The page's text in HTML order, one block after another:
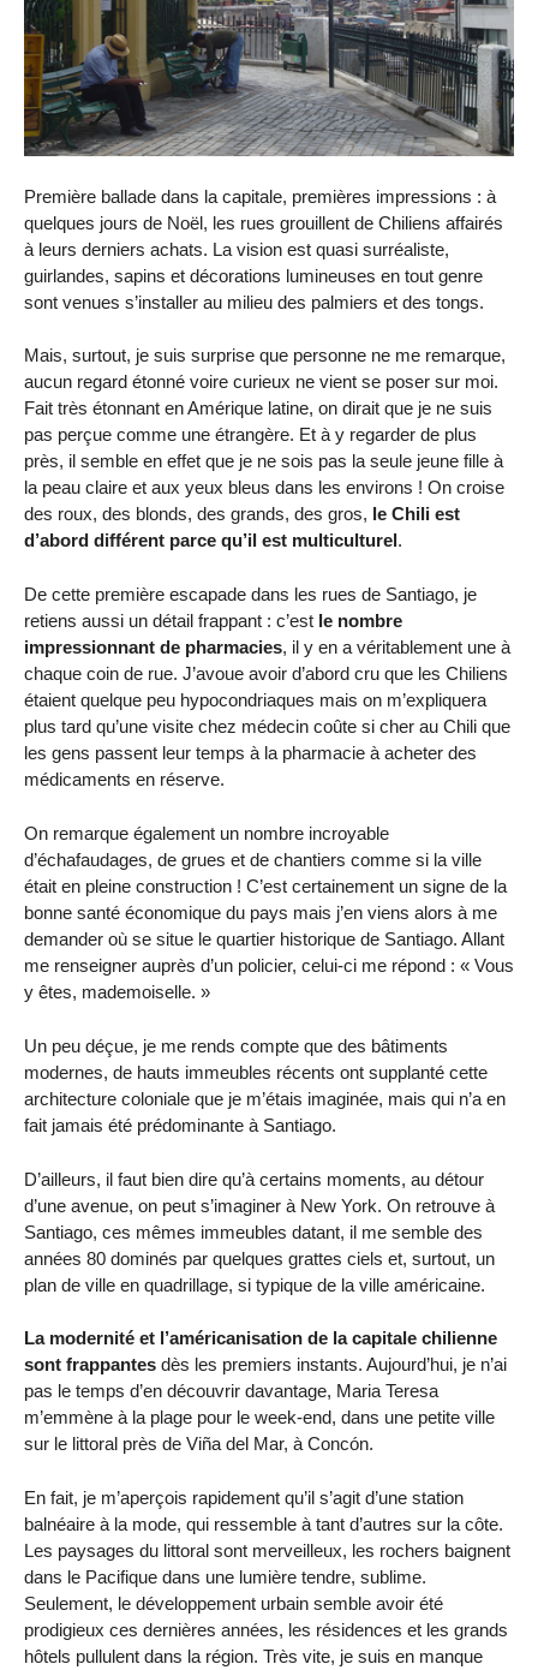
Première ballade dans la capitale, premières impressions : à
quelques jours de Noël, les rues grouillent de Chiliens affairés
à leurs derniers achats. La vision est quasi surréaliste,
guirlandes, sapins et décorations lumineuses en tout genre
sont venues s’installer au milieu des palmiers et des tongs.
Mais, surtout, je suis surprise que personne ne me remarque,
aucun regard étonné voire curieux ne vient se poser sur moi.
Fait très étonnant en Amérique latine, on dirait que je ne suis
pas perçue comme une étrangère. Et à y regarder de plus
près, il semble en effet que je ne sois pas la seule jeune fille à
la peau claire et aux yeux bleus dans les environs ! On croise
des roux, des blonds, des grands, des gros, le Chili est
d’abord différent parce qu’il est multiculturel .
De cette première escapade dans les rues de Santiago, je
retiens aussi un détail frappant : c’est le nombre
impressionnant de pharmacies, il y en a véritablement une à
chaque coin de rue. J’avoue avoir d’abord cru que les Chiliens
étaient quelque peu hypocondriaques mais on m’expliquera
plus tard qu’une visite chez médecin coûte si cher au Chili que
les gens passent leur temps à la pharmacie à acheter des
médicaments en réserve.
On remarque également un nombre incroyable
d’échafaudages, de grues et de chantiers comme si la ville
était en pleine construction ! C’est certainement un signe de la
bonne santé économique du pays mais j’en viens alors à me
demander où se situe le quartier historique de Santiago. Allant
me renseigner auprès d’un policier, celui-ci me répond : « Vous
y êtes, mademoiselle. »
Un peu déçue, je me rends compte que des bâtiments
modernes, de hauts immeubles récents ont supplanté cette
architecture coloniale que je m’étais imaginée, mais qui n’a en
fait jamais été prédominante à Santiago.
D’ailleurs, il faut bien dire qu’à certains moments, au détour
d’une avenue, on peut s’imaginer à New York. On retrouve à
Santiago, ces mêmes immeubles datant, il me semble des
années 80 dominés par quelques grattes ciels et, surtout, un
plan de ville en quadrillage, si typique de la ville américaine.
La modernité et l’américanisation de la capitale chilienne
sont frappantes dès les premiers instants. Aujourd’hui, je n’ai
pas le temps d’en découvrir davantage, Maria Teresa
m’emmène à la plage pour le week-end, dans une petite ville
sur le littoral près de Viña del Mar, à Concón.
En fait, je m’aperçois rapidement qu’il s’agit d’une station
balnéaire à la mode, qui ressemble à tant d’autres sur la côte.
Les paysages du littoral sont merveilleux, les rochers baignent
dans le Pacifique dans une lumière tendre, sublime.
Seulement, le développement urbain semble avoir été
prodigieux ces dernières années, les résidences et les grands
hôtels pullulent dans la région. Très vite, je suis en manque